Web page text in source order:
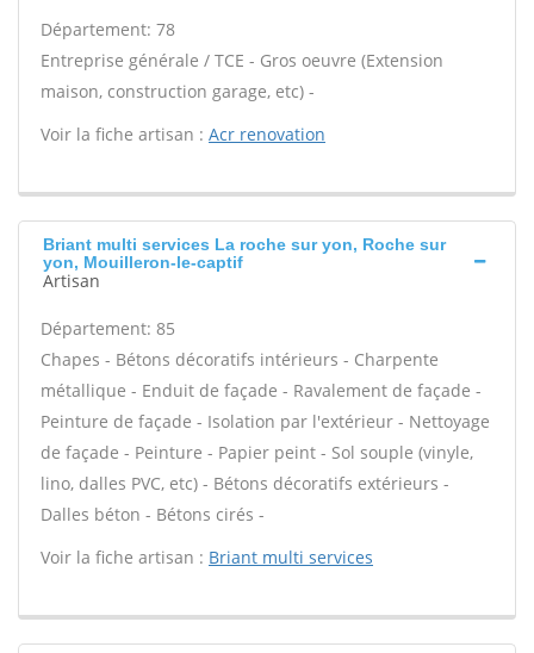
Département: 78
Entreprise générale / TCE - Gros oeuvre (Extension
maison, construction garage, etc) -
Voir la fiche artisan : Acr renovation
Briant multi services La roche sur yon, Roche sur
yon, Mouilleron-le-captif
Artisan
Département: 85
Chapes - Bétons décoratifs intérieurs - Charpente
métallique - Enduit de façade - Ravalement de façade -
Peinture de façade - Isolation par l'extérieur - Nettoyage
de façade - Peinture - Papier peint - Sol souple (vinyle,
lino, dalles PVC, etc) - Bétons décoratifs extérieurs -
Dalles béton - Bétons cirés -
Voir la fiche artisan : Briant multi services